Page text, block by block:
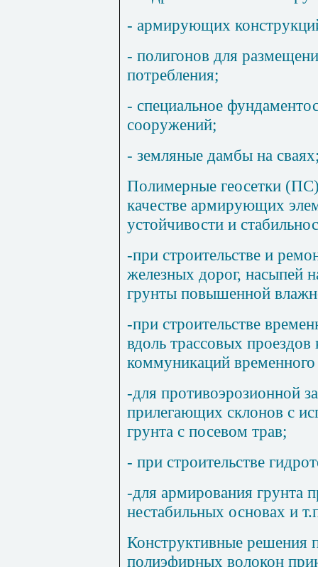
- армирующих
- полигонов для
потребления;
- специальное
сооружений;
- земляные дамбы на
Полимерные геосетки
качестве армирующих
устойчивости и
-при строительстве и
железных дорог, насыпей
грунты повышенной
-при строительстве
вдоль трассовых
коммуникаций временного
-для противоэрозионной
прилегающих склонов с
грунта с посевом трав;
- при строительстве
-для армирования грунта
нестабильных основах и
Конструктивные решения
полиэфирных волокон